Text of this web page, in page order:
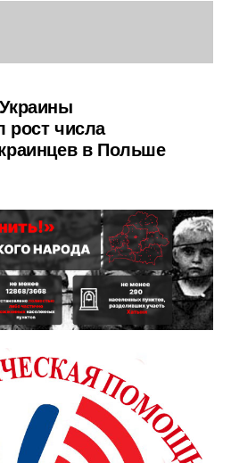
рост числа
в Польше